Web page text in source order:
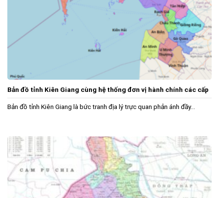
Bản đồ tỉnh Kiên Giang cùng hệ thống đơn vị hành chính các cấp
Bản đồ tỉnh Kiên Giang là bức tranh địa lý trực quan phản ánh đầy...